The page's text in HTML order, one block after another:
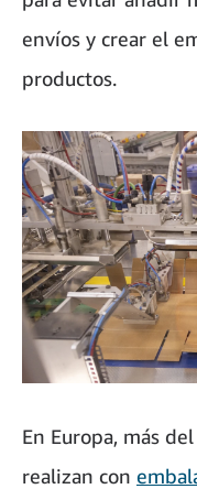
envíos y crear el
productos.
En Europa, más
realizan con